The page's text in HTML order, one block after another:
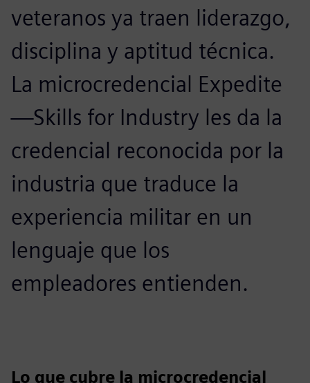
veteranos ya traen liderazgo,
disciplina y aptitud técnica.
La microcredencial Expedite
—Skills for Industry les da la
credencial reconocida por la
industria que traduce la
experiencia militar en un
lenguaje que los
empleadores entienden.
Lo que cubre la microcredencial